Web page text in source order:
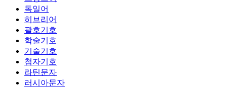
독일어
히브리어
괄호기호
학술기호
기술기호
첨자기호
라틴문자
러시아문자